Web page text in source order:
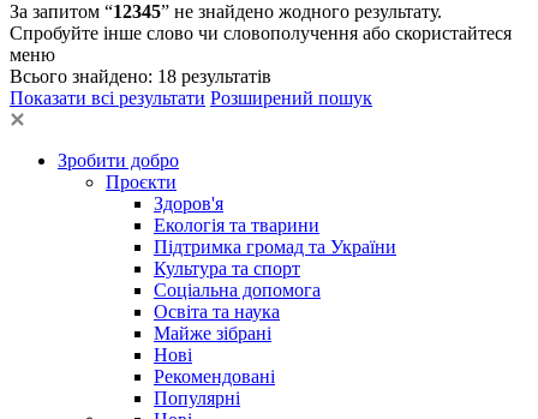
За запитом “12345” не знайдено жодного результату.
Спробуйте інше слово чи словополучення або скористайтеся
меню
Всього знайдено: 18 результатів
Показати всі результати Розширений пошук
Зробити добро
Проєкти
Здоров'я
Екологія та тварини
Підтримка громад та України
Культура та спорт
Соціальна допомога
Освіта та наука
Майже зібрані
Нові
Рекомендовані
Популярні